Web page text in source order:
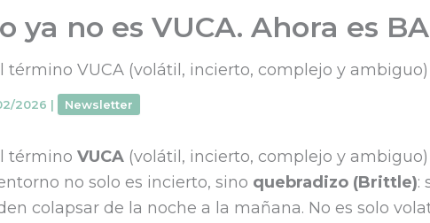
ya no es VUCA. Ahora es
término VUCA (volátil, incierto, complejo y
2026 | Newsletter
término VUCA (volátil, incierto, complejo y
no solo es incierto, sino quebradizo (Brittle):
colapsar de la noche a la mañana. No es solo